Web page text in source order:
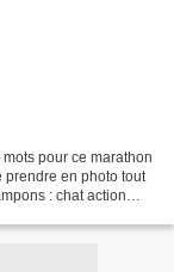
pour ce marathon
prendre en photo tout
: chat action